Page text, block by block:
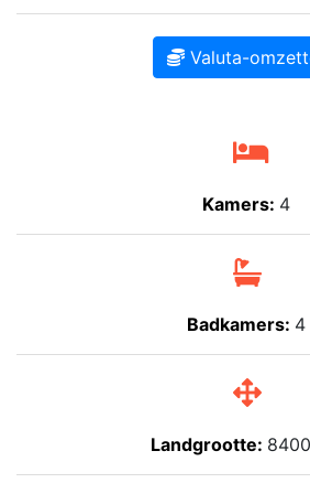
Valuta-
Kamers: 4
Badkamers: 4
Landgrootte: